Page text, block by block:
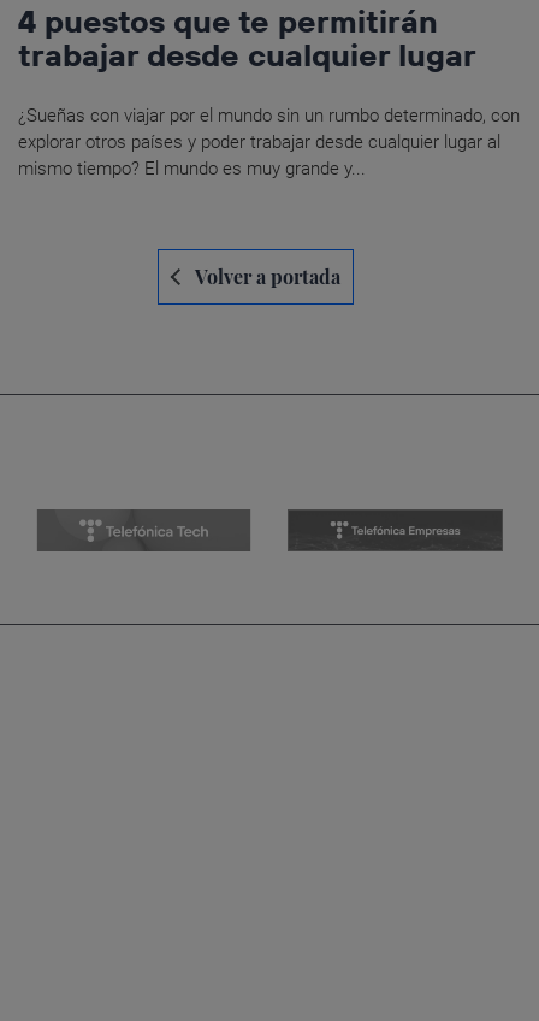
4 puestos que te permitirán
trabajar desde cualquier lugar
¿Sueñas con viajar por el mundo sin un rumbo determinado, con
explorar otros países y poder trabajar desde cualquier lugar al
mismo tiempo? El mundo es muy grande y...
Navegación Volver a portada